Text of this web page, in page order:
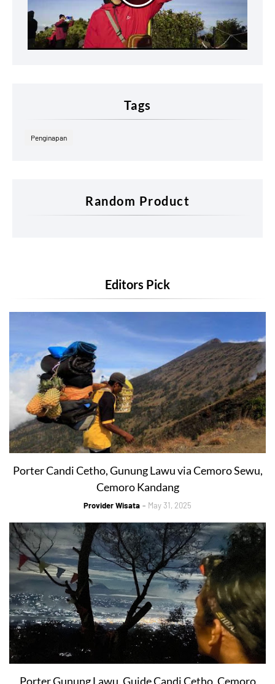
Tags
Penginapan
Random Product
Editors Pick
Porter Candi Cetho, Gunung Lawu via Cemoro Sewu,
Cemoro Kandang
Provider Wisata May 31, 2025
Porter Gunung Lawu, Guide Candi Cetho, Cemoro